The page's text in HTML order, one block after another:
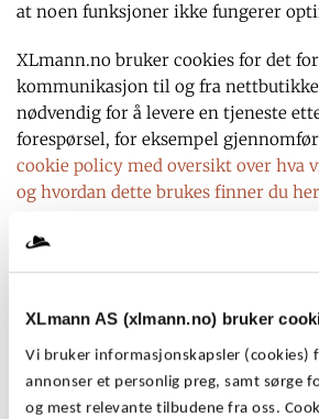
XLmann AS (xlmann.no) bruker
Vi bruker informasjonskapsler (cookies)
annonser et personlig preg, samt sørge
og mest relevante tilbudene fra oss.
at noen funksjoner ikke fungerer
XLmann.no bruker cookies for det
kommunikasjon til og fra
nødvendig for å levere en tjeneste
forespørsel, for eksempel
cookie policy med oversikt over hva
og hvordan dette brukes finner du
Hva er en
informasjonskapsel/
En informasjonskapsel, ofte kalt
tekstfil som lastes ned og lagres på
datamaskin eller mobilenhet når
en nettside. Denne tekstfilen brukes
lagre innloggingsdetaljer, huske